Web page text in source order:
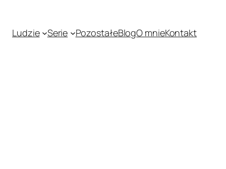
Ludzie Serie PozostałeBlogO mnieKontakt